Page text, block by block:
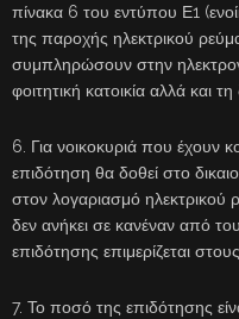
πίνακα 6 του εντύπου Ε1
της παροχής ηλεκτρικού
συμπληρώσουν στην
φοιτητική κατοικία αλλά και
6. Για νοικοκυριά που έχουν
επιδότηση θα δοθεί στο
στον λογαριασμό
δεν ανήκει σε κανέναν από
επιδότησης επιμερίζεται
7. Το ποσό της επιδότησης